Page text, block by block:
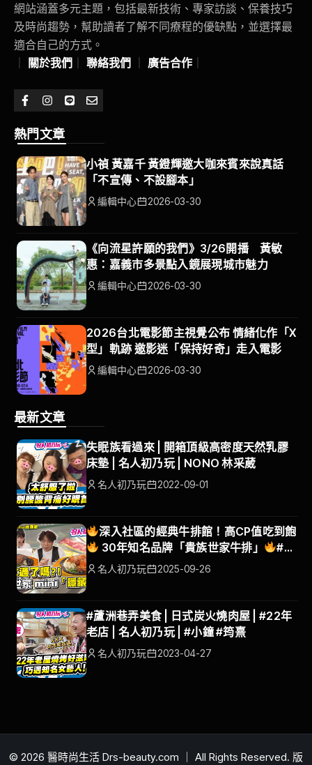
網站涵蓋多元主題，包括最新技術、專家訪談、保養技巧
及時尚趨勢，幫助讀者了解不同療程的優缺點，並選擇最
適合自己的方式。
關於我們 聯絡我們 廣告合作
熱門文章
小禎 黃嘉千 黃鐙輝邀大咖來賓來說真話
「不宣傳、不設腳本」
編輯中心 2026-03-30
《向流星許願的我們》3/26開播 黃敏
惠：嘉義市多景點入鏡展現城市魅力
編輯中心 2026-03-30
2026台北電影節主視覺公布 情緒化作「X
型」軌跡 邀影迷「保持好奇」走入電影
編輯中心 2026-03-30
最新文章
失眠族看過來 | 開箱頂級高密度天然乳膠
床墊 | 名人初乃玩 | NONO 林采葳
名人初乃玩 2022-09-01
深入社區的經典牛排館！高CP值吃到飽
30年知名品牌「貴族世家牛排」
#名
人初乃玩#貴族mini#貴族世家 #梁赫群 #
名人初乃玩 2025-09-26
#蘆洲巷弄美食 | 日式炭火燒肉屋 | #22年
老店 | 名人初乃玩 | #小鐘 #筠熹
名人初乃玩 2023-04-27
© 2026 醫時尚生活 Drs-beauty.com ｜ All Rights Reserved. 版